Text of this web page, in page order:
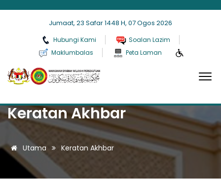
Jumaat, 23 Safar 1448 H, 07 Ogos 2026
Hubungi Kami
Soalan Lazim
Maklumbalas
Peta Laman
Keratan Akhbar
Utama Keratan Akhbar